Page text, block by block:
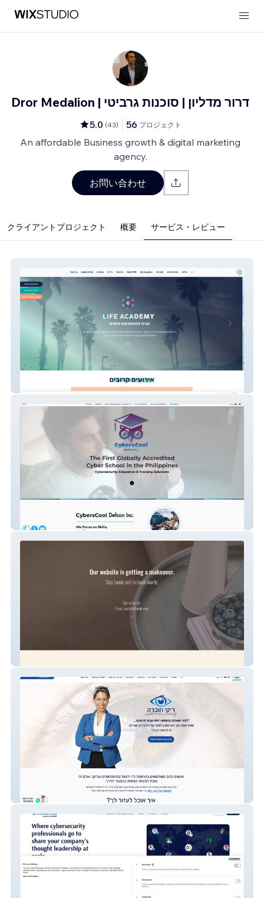
Dror Medalion | דרור מדליון | סוכנות גרביטי
5.0 (43) 56 プロジェクト
An affordable Business growth & digital marketing
agency.
お問い合わせ
クライアントプロジェクト 概要 サービス・レビュー
Life Academy
ריקי חוברה נטורופתית